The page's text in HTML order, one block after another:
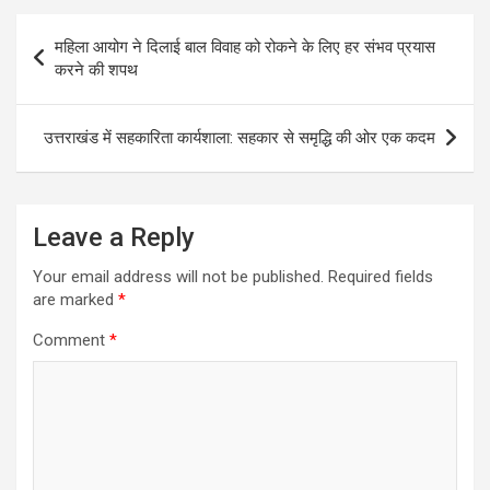
Post
navigation
महिला आयोग ने दिलाई बाल विवाह को रोकने के लिए हर संभव प्रयास
करने की शपथ
उत्तराखंड में सहकारिता कार्यशाला: सहकार से समृद्धि की ओर एक कदम
Leave a Reply
Your email address will not be published. Required fields
are marked *
Comment *